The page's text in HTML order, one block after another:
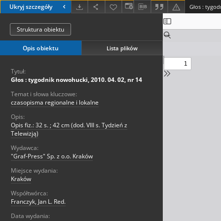
Ukryj szczegóły Głos :
Struktura obiektu
Opis obiektu Lista plików
Tytuł:
Głos : tygodnik nowohucki, 2010. 04. 02, nr 14
Temat i słowa kluczowe:
czasopisma regionalne i lokalne
Opis:
Opis fiz.: 32 s. ; 42 cm (dod. VIII s. Tydzień z
Telewizją)
Wydawca:
"Graf-Press" Sp. z o.o. Kraków
Miejsce wydania:
Kraków
Współtwórca:
Franczyk, Jan L. Red.
Data wydania: